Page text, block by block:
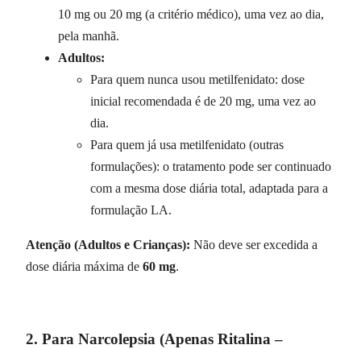
10 mg ou 20 mg (a critério médico), uma vez ao dia,
pela manhã.
Adultos:
Para quem nunca usou metilfenidato: dose
inicial recomendada é de 20 mg, uma vez ao
dia.
Para quem já usa metilfenidato (outras
formulações): o tratamento pode ser continuado
com a mesma dose diária total, adaptada para a
formulação LA.
Atenção (Adultos e Crianças): Não deve ser excedida a
dose diária máxima de 60 mg.
2. Para Narcolepsia (Apenas Ritalina –